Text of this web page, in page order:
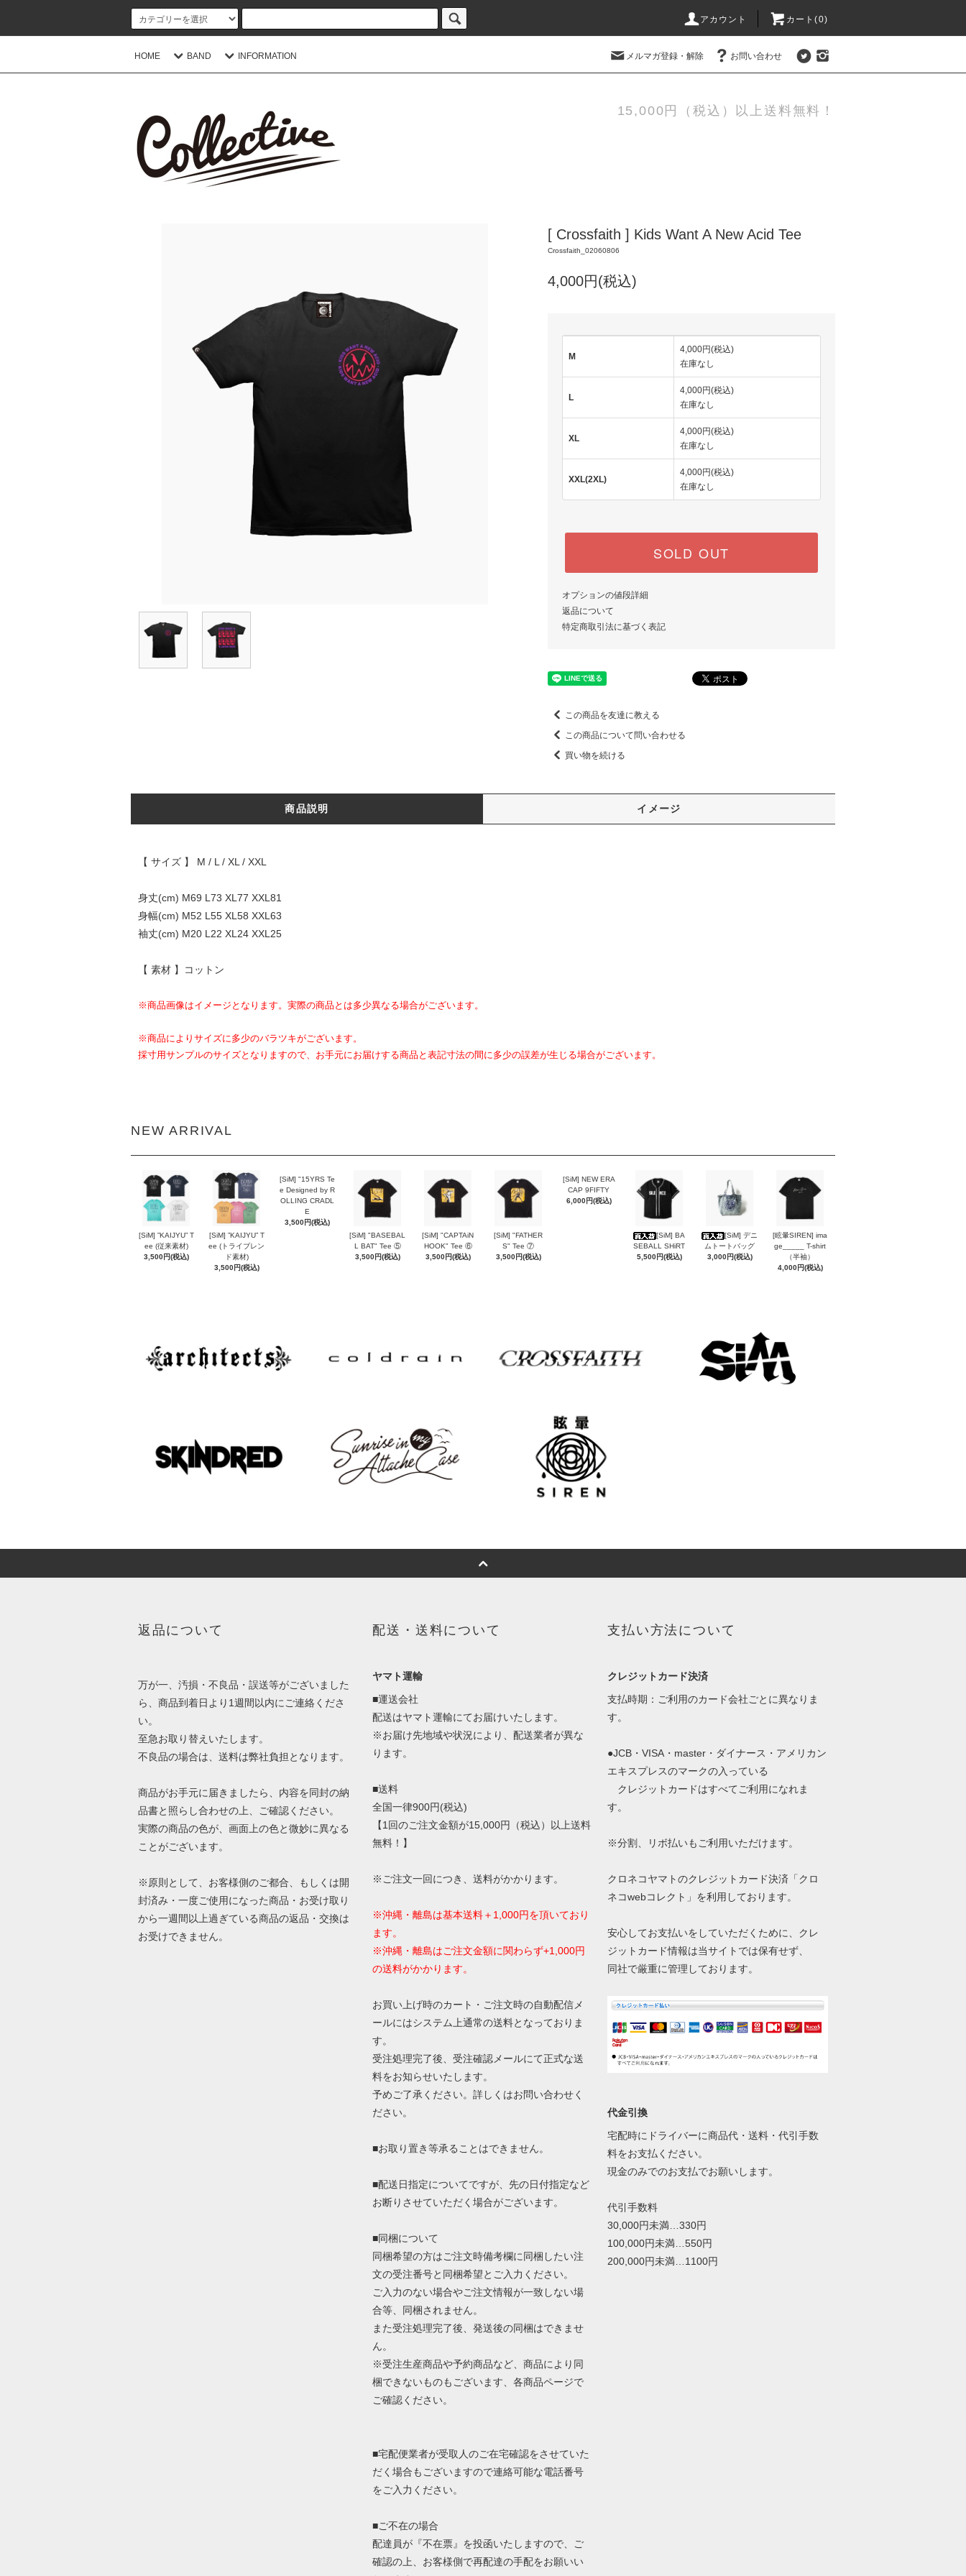
アカウント カート(0)
HOME BAND INFORMATION メルマガ登録・解除 お問い合わせ
15,000円（税込）以上送料無料！
[ Crossfaith ] Kids Want A New Acid Tee
Crossfaith_02060806
4,000円(税込)
M
4,000円(税込)
在庫なし
L
4,000円(税込)
在庫なし
XL
4,000円(税込)
在庫なし
XXL(2XL)
4,000円(税込)
在庫なし
SOLD OUT
オプションの値段詳細
返品について
特定商取引法に基づく表記
この商品を友達に教える
この商品について問い合わせる
買い物を続ける
商品説明 イメージ
【 サイズ 】 M / L / XL / XXL
身丈(cm) M69 L73 XL77 XXL81
身幅(cm) M52 L55 XL58 XXL63
袖丈(cm) M20 L22 XL24 XXL25
【 素材 】コットン
※商品画像はイメージとなります。実際の商品とは多少異なる場合がございます。
※商品によりサイズに多少のバラツキがございます。
採寸用サンプルのサイズとなりますので、お手元にお届けする商品と表記寸法の間に多少の誤差が生じる場合がございます。
NEW ARRIVAL
[SiM] ”KAIJYU” T
ee (従来素材)
3,500円(税込)
[SiM] ”KAIJYU” T
ee (トライブレン
ド素材)
3,500円(税込)
[SiM] "15YRS Te
e Designed by R
OLLING CRADL
E
3,500円(税込)
[SiM] "BASEBAL
L BAT" Tee ⑤
3,500円(税込)
[SiM] "CAPTAiN
HOOK" Tee ⑥
3,500円(税込)
[SiM] "FATHER
S" Tee ⑦
3,500円(税込)
[SiM] NEW ERA
CAP 9FIFTY
6,000円(税込)
[SiM] BA
SEBALL SHiRT
5,500円(税込)
[SiM] デニ
ムトートバッグ
3,000円(税込)
[眩暈SIREN] ima
ge_____ T-shirt
（半袖）
4,000円(税込)
返品について
万が一、汚損・不良品・誤送等がございました
ら、商品到着日より1週間以内にご連絡くださ
い。
至急お取り替えいたします。
不良品の場合は、送料は弊社負担となります。
商品がお手元に届きましたら、内容を同封の納
品書と照らし合わせの上、ご確認ください。
実際の商品の色が、画面上の色と微妙に異なる
ことがございます。
※原則として、お客様側のご都合、もしくは開
封済み・一度ご使用になった商品・お受け取り
から一週間以上過ぎている商品の返品・交換は
お受けできません。
配送・送料について
ヤマト運輸
■運送会社
配送はヤマト運輸にてお届けいたします。
※お届け先地域や状況により、配送業者が異な
ります。
■送料
全国一律900円(税込)
【1回のご注文金額が15,000円（税込）以上送料
無料！】
※ご注文一回につき、送料がかかります。
※沖縄・離島は基本送料＋1,000円を頂いており
ます。
※沖縄・離島はご注文金額に関わらず+1,000円
の送料がかかります。
お買い上げ時のカート・ご注文時の自動配信メ
ールにはシステム上通常の送料となっておりま
す。
受注処理完了後、受注確認メールにて正式な送
料をお知らせいたします。
予めご了承ください。詳しくはお問い合わせく
ださい。
■お取り置き等承ることはできません。
■配送日指定についてですが、先の日付指定など
お断りさせていただく場合がございます。
■同梱について
同梱希望の方はご注文時備考欄に同梱したい注
文の受注番号と同梱希望とご入力ください。
ご入力のない場合やご注文情報が一致しない場
合等、同梱されません。
また受注処理完了後、発送後の同梱はできませ
ん。
※受注生産商品や予約商品など、商品により同
梱できないものもございます、各商品ページで
ご確認ください。
■宅配便業者が受取人のご在宅確認をさせていた
だく場合もございますので連絡可能な電話番号
をご入力ください。
■ご不在の場合
配達員が『不在票』を投函いたしますので、ご
確認の上、お客様側で再配達の手配をお願いい
支払い方法について
クレジットカード決済
支払時期：ご利用のカード会社ごとに異なりま
す。
●JCB・VISA・master・ダイナース・アメリカン
エキスプレスのマークの入っている
クレジットカードはすべてご利用になれま
す。
※分割、リボ払いもご利用いただけます。
クロネコヤマトのクレジットカード決済「クロ
ネコwebコレクト」を利用しております。
安心してお支払いをしていただくために、クレ
ジットカード情報は当サイトでは保有せず、
同社で厳重に管理しております。
代金引換
宅配時にドライバーに商品代・送料・代引手数
料をお支払ください。
現金のみでのお支払でお願いします。
代引手数料
30,000円未満…330円
100,000円未満…550円
200,000円未満…1100円